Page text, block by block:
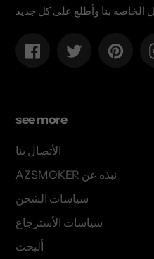
الخاصه بنا وأطلع على كل جديد
Facebook Twitter
see more
الأتصال بنا
AZSMOKER نبذه عن
سياسات الشحن
سياسات الأسترجاع
ألبحث